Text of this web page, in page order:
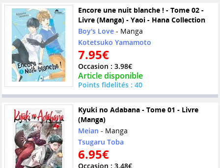
Encore une nuit blanche ! - Tome 02 -
Livre (Manga) - Yaoi - Hana Collection
Boy's Love- Manga
Kotetsuko Yamamoto
7.95€
Occasion : 3.98€
Article disponible
Points fidelités : 40
Kyuki no Adabana - Tome 01 - Livre
(Manga)
Meian - Manga
Tsugaru Toba
6.95€
Occasion : 3.48€